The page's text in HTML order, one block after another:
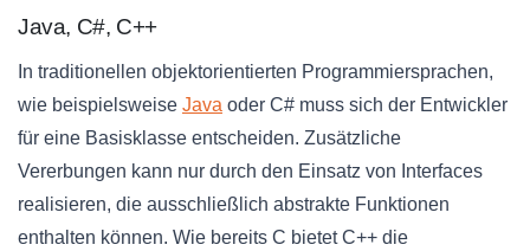
Java, C#, C++
In traditionellen objektorientierten Programmiersprachen,
wie beispielsweise Java oder C# muss sich der Entwickler
für eine Basisklasse entscheiden. Zusätzliche
Vererbungen kann nur durch den Einsatz von Interfaces
realisieren, die ausschließlich abstrakte Funktionen
enthalten können. Wie bereits C bietet C++ die